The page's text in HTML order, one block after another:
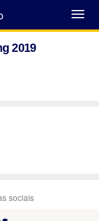
Abrir
Menu
2019
sociais